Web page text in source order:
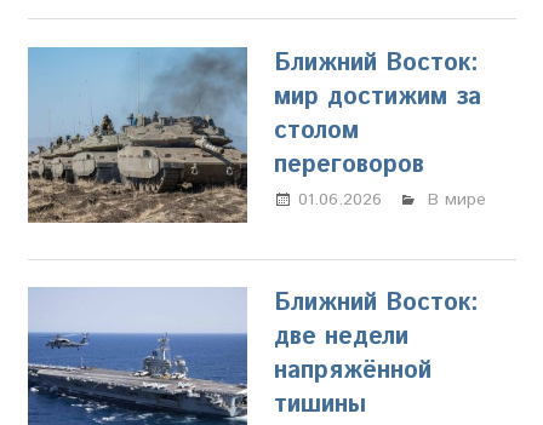
Ближний Восток:
мир достижим за
столом
переговоров
01.06.2026
Марина
В мире
Ближний Восток:
две недели
напряжённой
тишины